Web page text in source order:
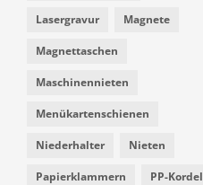
Lasergravur Magnete
Magnettaschen
Maschinennieten
Menükartenschienen
Niederhalter Nieten
Papierklammern PP-Kordel